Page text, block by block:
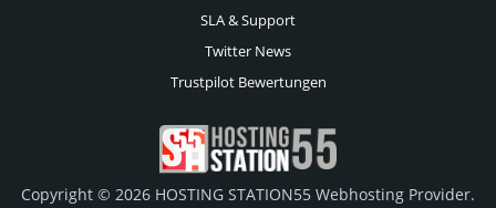
SLA & Support
Twitter News
Trustpilot Bewertungen
Copyright © 2026 HOSTING STATION55 Webhosting Provider.